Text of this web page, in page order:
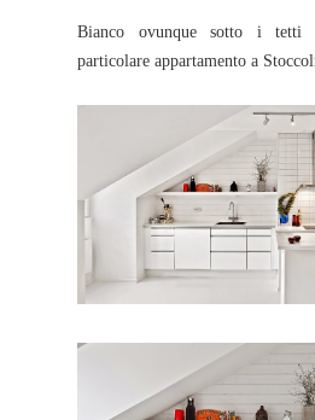
Bianco ovunque sotto i tetti
particolare appartamento a